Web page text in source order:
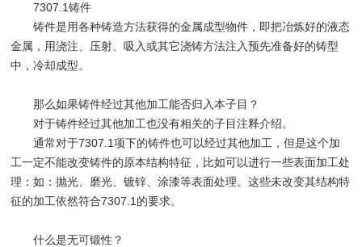
7307.1铸件
铸件是用各种铸造方法获得的金属成型物件，即把冶炼好的液态
金属，用浇注、压射、吸入或其它浇铸方法注入预先准备好的铸型
中，冷却成型。
那么如果铸件经过其他加工能否归入本子目？
对于铸件经过其他加工也没有相关的子目注释介绍。
通常对于7307.1项下的铸件也可以经过其他加工，但是这个加
工一定不能改变铸件的原本结构特征，比如可以进行一些表面加工处
理：如：抛光、磨光、镀锌、涂漆等表面处理。这些未改变其结构特
征的加工依然符合7307.1的要求。
什么是无可锻性？